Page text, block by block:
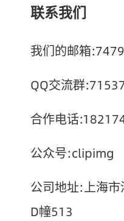
联系我们
我们的邮箱
QQ交流群
合作电话
公众号:clipimg
公司地址:上海
D幢513